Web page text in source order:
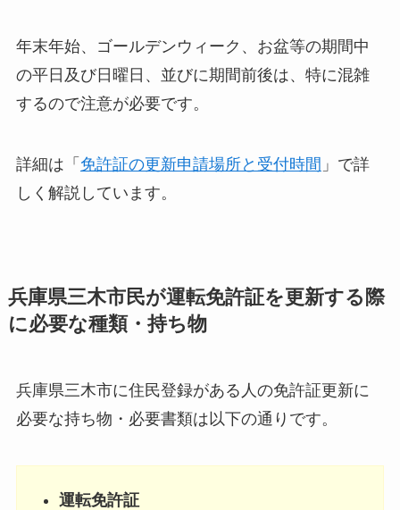
年末年始、ゴールデンウィーク、お盆等の期間中
の平日及び日曜日、並びに期間前後は、特に混雑
するので注意が必要です。
詳細は「 免許証の更新申請場所と受付時間 」で詳
しく解説しています。
兵庫県三木市民が運転免許証を更新する際
に必要な種類・持ち物
兵庫県三木市に住民登録がある人の免許証更新に
必要な持ち物・必要書類は以下の通りです。
運転免許証